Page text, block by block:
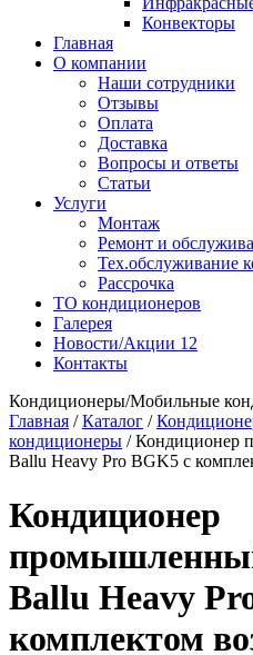
Конвекторы
Главная
О компании
Наши сотрудники
Отзывы
Оплата
Доставка
Вопросы и ответы
Статьи
Услуги
Монтаж
Ремонт и
Тех.обслуживание
Рассрочка
ТО кондиционеров
Галерея
Новости/Акции 12
Контакты
Кондиционеры/Мобильные
Главная /Каталог /
кондиционеры /Кондиционер
Ballu Heavy Pro BGK5 с
Кондиционер
Ballu Heavy
комплектом